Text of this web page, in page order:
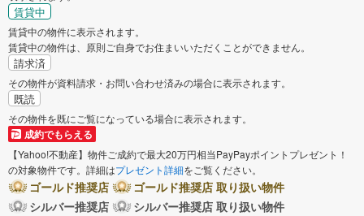
賃貸中
賃貸中の物件に表示されます。
賃貸中の物件は、原則ご自身でお住まいいただくことができません。
請求済
その物件が資料請求・お問い合わせ済みの場合に表示されます。
既読
その物件を既にご覧になっている場合に表示されます。
成約でもらえる
【Yahoo!不動産】物件ご成約で最大20万円相当PayPayポイントプレゼント！
の対象物件です。詳細はプレゼント詳細をご覧ください。
ゴールド推奨店
ゴールド推奨店 取り扱い物件
シルバー推奨店
シルバー推奨店 取り扱い物件